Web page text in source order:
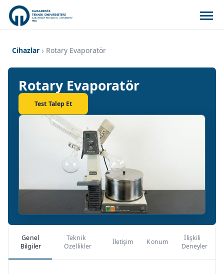
Cihazlar Rotary Evaporatör
Rotary Evaporatör
Test Talep Et
Genel
Bilgiler
Teknik
Özellikler
İletişim Konum
İlişkili
Deneyler